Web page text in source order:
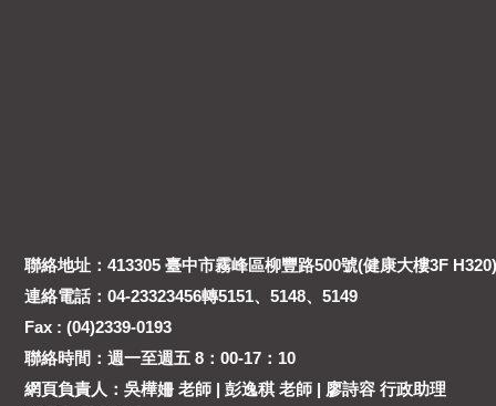
聯絡地址：413305 臺中市霧峰區柳豐路500號(健康大樓3F H320)
連絡電話：04-23323456轉5151、5148、5149
Fax : (04)2339-0193
聯絡時間：週一至週五 8：00-17：10
網頁負責人：吳樺姍 老師 | 彭逸稘 老師 | 廖詩容 行政助理